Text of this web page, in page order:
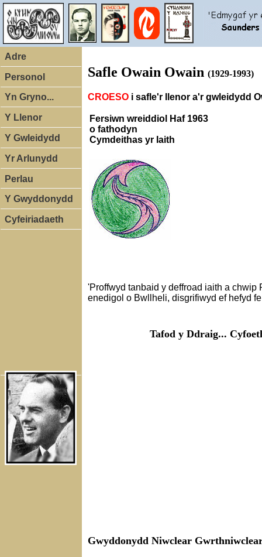
Adre
Personol
Yn Gryno...
Y Llenor
Y Gwleidydd
Yr Arlunydd
Perlau
Y Gwyddonydd
Cyfeiriadaeth
Safle Owain Owain (1929-1993)
CROESO i safle'r llenor a'r gwleidydd
Fersiwn wreiddiol Haf 1963
o fathodyn
Cymdeithas yr Iaith
'Proffwyd tanbaid y deffroad iaith a
enedigol o Bwllheli, disgrifiwyd ef hefyd
Tafod y Ddraig...
Gwyddonydd Niwclear